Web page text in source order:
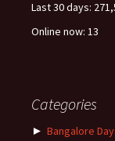
Last 30 days:
Online now: 13
Categories
► Bangalore